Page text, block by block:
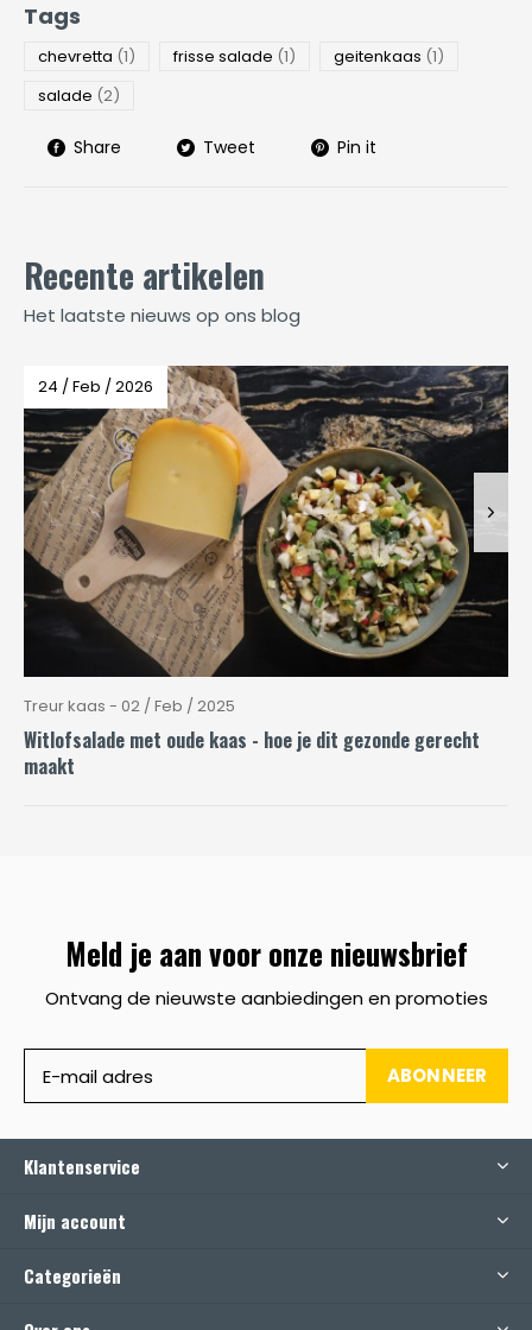
Tags
chevretta (1) frisse salade (1) geitenkaas (1)
salade (2)
Share Tweet Pin it
Recente artikelen
Het laatste nieuws op ons blog
24 / Feb / 2026
Treur kaas - 02 / Feb / 2025
Witlofsalade met oude kaas - hoe je dit gezonde gerecht
maakt
Meld je aan voor onze nieuwsbrief
Ontvang de nieuwste aanbiedingen en promoties
ABONNEER
Klantenservice
Mijn account
Categorieën